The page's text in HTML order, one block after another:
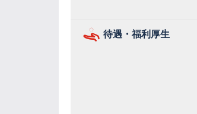
待遇・福利厚生